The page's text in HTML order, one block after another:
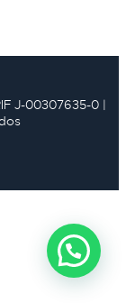
J-00307635-0 |